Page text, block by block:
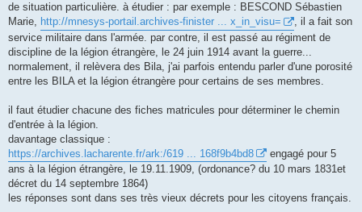
de situation particulière. à étudier : par exemple : BESCOND Sébastien
Marie, http://mnesys-portail.archives-finister ... x_in_visu=
, il a fait son
service militaire dans l'armée. par contre, il est passé au régiment de
discipline de la légion étrangère, le 24 juin 1914 avant la guerre...
normalement, il relèvera des Bila, j'ai parfois entendu parler d'une porosité
entre les BILA et la légion étrangère pour certains de ses membres.
il faut étudier chacune des fiches matricules pour déterminer le chemin
d'entrée à la légion.
davantage classique :
https://archives.lacharente.fr/ark:/619 ... 168f9b4bd8
engagé pour 5
ans à la légion étrangère, le 19.11.1909, (ordonance? du 10 mars 1831et
décret du 14 septembre 1864)
les réponses sont dans ses très vieux décrets pour les citoyens français.